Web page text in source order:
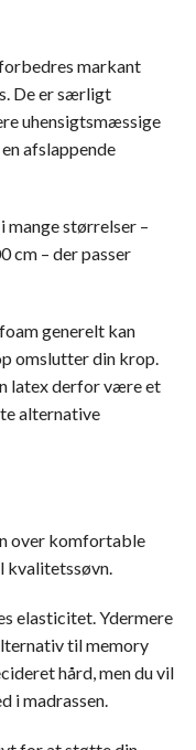
markant
De er særligt
uhensigtsmæssige
afslappende
mange størrelser –
cm – der passer
generelt kan
omslutter din krop.
latex derfor være et
alternative
over komfortable
kvalitetssøvn.
elasticitet. Ydermere
til memory
hård, men du vil
i madrassen.